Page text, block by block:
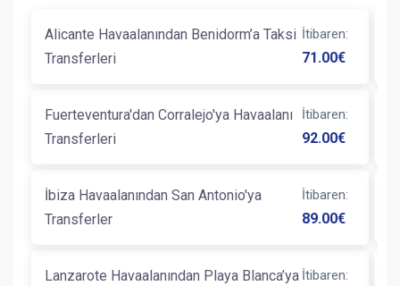
Alicante Havaalanından Benidorm’a Taksi
Transferleri
İtibaren:
71.00€
Fuerteventura'dan Corralejo'ya Havaalanı
Transferleri
İtibaren:
92.00€
İbiza Havaalanından San Antonio'ya
Transferler
İtibaren:
89.00€
Lanzarote Havaalanından Playa Blanca’ya İtibaren: